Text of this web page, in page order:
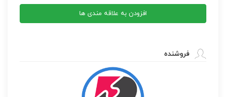
افزودن به علاقه مندی ها
فروشنده